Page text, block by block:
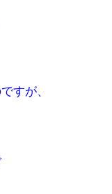
すが、